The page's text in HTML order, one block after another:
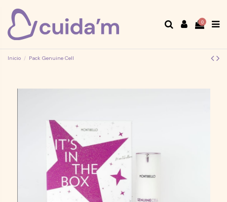
0
Inicio Pack Genuine Cell